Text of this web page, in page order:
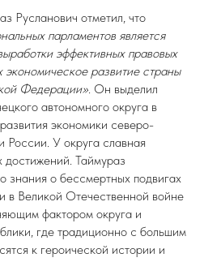
Русланович отметил, что
парламентов является
эффективных правовых
развитие страны
Федерации». Он выделил
автономного округа в
экономики северо-
России. У округа славная
достижений. Таймураз
знания о бессмертных подвигах
в Великой Отечественной войне
фактором округа и
где традиционно с большим
к героической истории и